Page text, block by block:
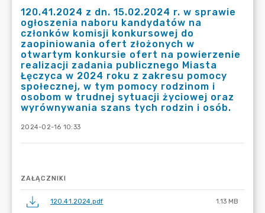
120.41.2024 z dn. 15.02.2024 r. w sprawie
ogłoszenia naboru kandydatów na
członków komisji konkursowej do
zaopiniowania ofert złożonych w
otwartym konkursie ofert na powierzenie
realizacji zadania publicznego Miasta
Łęczyca w 2024 roku z zakresu pomocy
społecznej, w tym pomocy rodzinom i
osobom w trudnej sytuacji życiowej oraz
wyrównywania szans tych rodzin i osób.
2024-02-16 10:33
ZAŁĄCZNIKI
120.41.2024.pdf 1.13 MB